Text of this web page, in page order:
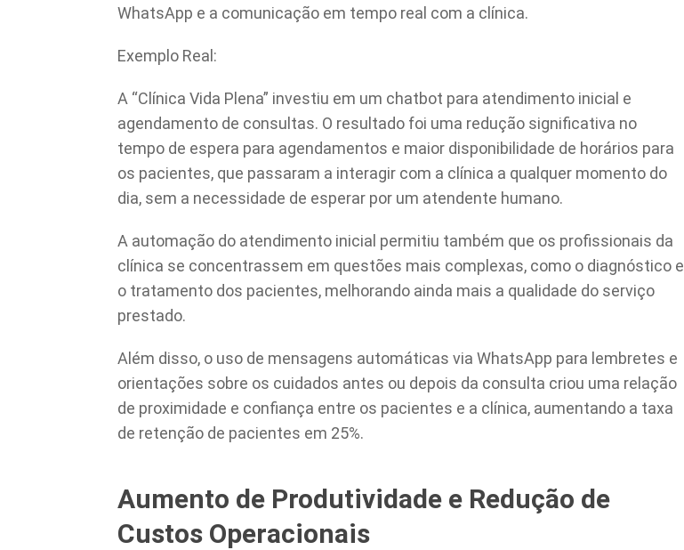
WhatsApp e a comunicação em tempo real com a clínica.
Exemplo Real:
A “Clínica Vida Plena” investiu em um chatbot para atendimento inicial e
agendamento de consultas. O resultado foi uma redução significativa no
tempo de espera para agendamentos e maior disponibilidade de horários para
os pacientes, que passaram a interagir com a clínica a qualquer momento do
dia, sem a necessidade de esperar por um atendente humano.
A automação do atendimento inicial permitiu também que os profissionais da
clínica se concentrassem em questões mais complexas, como o diagnóstico e
o tratamento dos pacientes, melhorando ainda mais a qualidade do serviço
prestado.
Além disso, o uso de mensagens automáticas via WhatsApp para lembretes e
orientações sobre os cuidados antes ou depois da consulta criou uma relação
de proximidade e confiança entre os pacientes e a clínica, aumentando a taxa
de retenção de pacientes em 25%.
Aumento de Produtividade e Redução de
Custos Operacionais